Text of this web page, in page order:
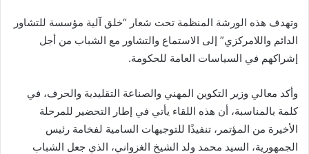
وتهدف هذه الورشة المنظمة تحت شعار “خلق آلية مؤسسة للتشاور
الدائم واللامركزي” إلى الاستماع والتشاور مع الشباب من أجل
إشراكهم في السياسات العامة للحكومة.
وأكد معالي وزير التكوين المهني والصناعة التقليدية والحرف، في
كلمة بالمناسبة، أن هذه اللقاء يأتي في إطار التحضير للمرحلة
الأخيرة من المؤتمر، تنفيذًا للتوجيهات السامية لفخامة رئيس
الجمهورية، السيد محمد ولد الشيخ الغزواني، الذي جعل الشباب